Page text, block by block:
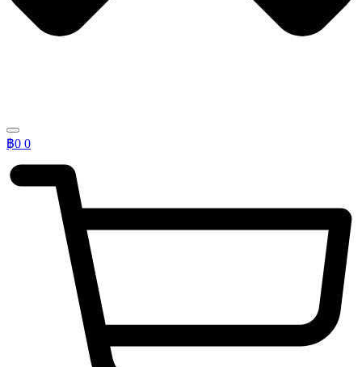
฿0 0